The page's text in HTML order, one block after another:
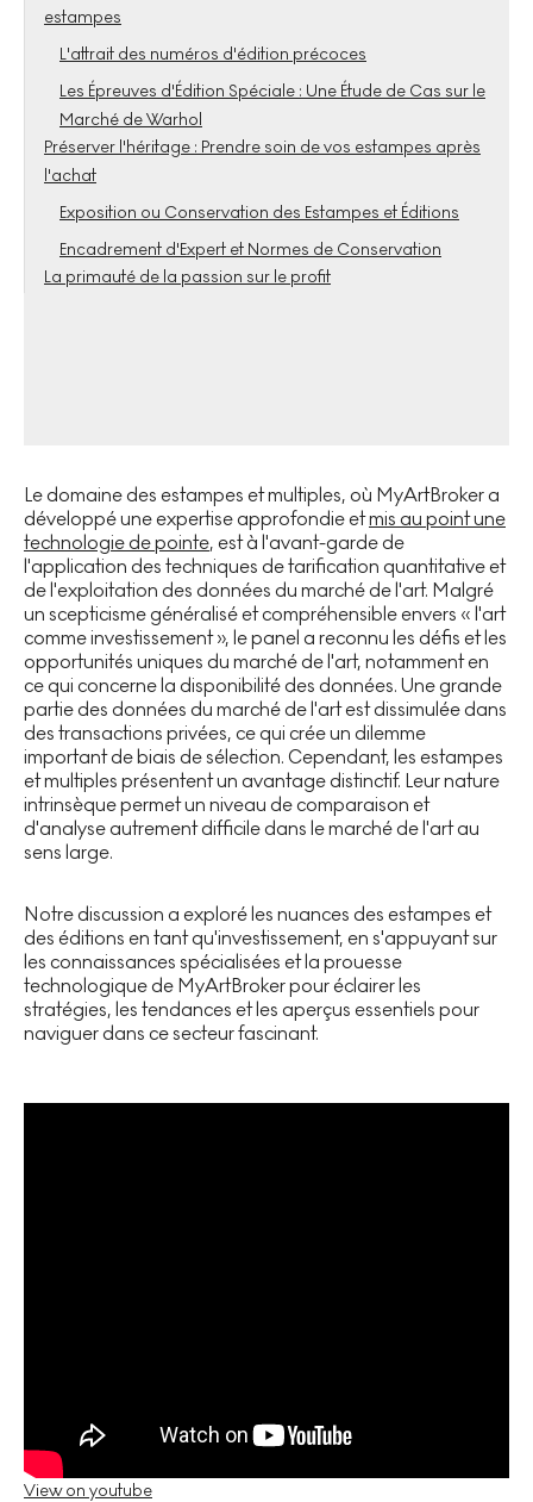
estampes
L'attrait des numéros d'édition précoces
Les Épreuves d'Édition Spéciale : Une Étude de Cas sur le
Marché de Warhol
Préserver l'héritage : Prendre soin de vos estampes après
l'achat
Exposition ou Conservation des Estampes et Éditions
Encadrement d'Expert et Normes de Conservation
La primauté de la passion sur le profit
Le domaine des estampes et multiples, où MyArtBroker a
développé une expertise approfondie etmis au point une
technologie de pointe, est à l'avant-garde de
l'application des techniques de tarification quantitative et
de l'exploitation des données du marché de l'art. Malgré
un scepticisme généralisé et compréhensible envers « l'art
comme investissement », le panel a reconnu les défis et les
opportunités uniques du marché de l'art, notamment en
ce qui concerne la disponibilité des données. Une grande
partie des données du marché de l'art est dissimulée dans
des transactions privées, ce qui crée un dilemme
important de biais de sélection. Cependant, les estampes
et multiples présentent un avantage distinctif. Leur nature
intrinsèque permet un niveau de comparaison et
d'analyse autrement difficile dans le marché de l'art au
sens large.
Notre discussion a exploré les nuances des estampes et
des éditions en tant qu'investissement, en s'appuyant sur
les connaissances spécialisées et la prouesse
technologique de MyArtBroker pour éclairer les
stratégies, les tendances et les aperçus essentiels pour
naviguer dans ce secteur fascinant.
View on youtube